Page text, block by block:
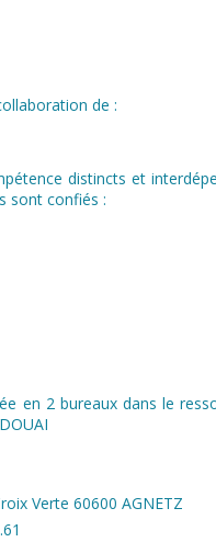
de :
distincts et
sont confiés :
en 2 bureaux dans le
Verte 60600 AGNETZ